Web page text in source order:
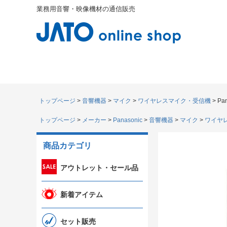
業務用音響・映像機材の通信販売
トップページ 音響機器 マイク ワイヤレスマイク・受信機
トップページ メーカー Panasonic 音響機器 マイク ワイヤ
商品カテゴリ
アウトレット・セール品
新着アイテム
セット販売